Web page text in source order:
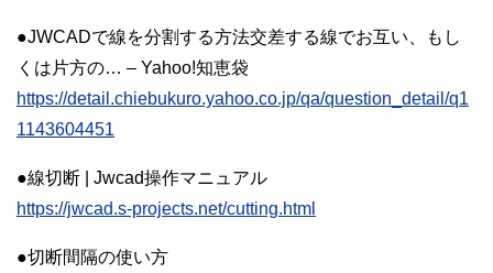
●JWCADで線を分割する方法交差する線でお互い、もし
くは片方の… – Yahoo!知恵袋
https://detail.chiebukuro.yahoo.co.jp/qa/question_detail/q1
1143604451
●線切断 | Jwcad操作マニュアル
https://jwcad.s-projects.net/cutting.html
●切断間隔の使い方